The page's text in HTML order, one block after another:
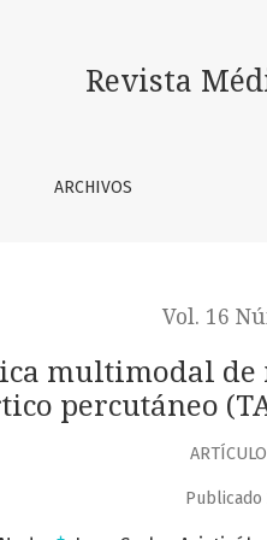
Revista
ARCHIVOS
Vol. 16
multimodal
percutáneo
Publicado